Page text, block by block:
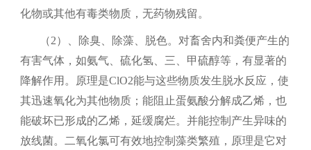
化物或其他有毒类物质，无药物残留。
（2）
、除臭、除藻、脱色。对畜舍内和粪便产生的
有害气体，如氨气、硫化氢、三、甲硫醇等，有显著的
降解作用。原理是ClO2能与这些物质发生脱水反应，使
其迅速氧化为其他物质；能阻止蛋氨酸分解成乙烯，也
能破坏已形成的乙烯，延缓腐烂。并能控制产生异味的
放线菌。二氧化氯可有效地控制藻类繁殖，原理是它对